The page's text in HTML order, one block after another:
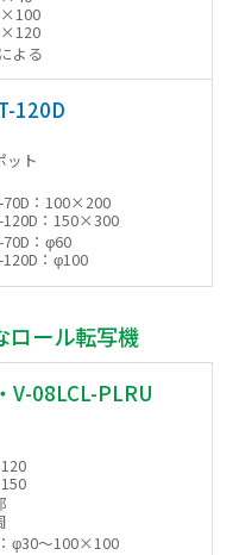
よる
120D
ット
70D：100×200
120D：150×300
70D：φ60
120D：φ100
ロール転写機
V-08LCL-PLRU
φ30～100×100